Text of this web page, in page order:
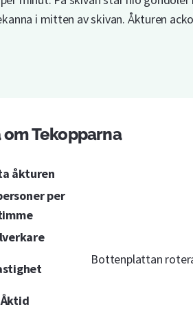
i mitten av skivan. Åkturen
om Tekopparna
åkturen
per
Bottenplattan
Åktid